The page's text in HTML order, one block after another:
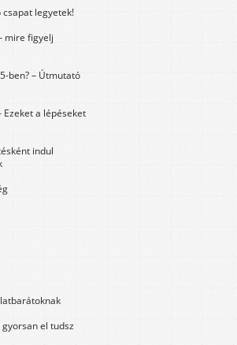
legyetek!
mire figyelj
ben? – Útmutató
a lépéseket
indul
el tudsz